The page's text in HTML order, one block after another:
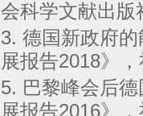
会科学文献出版
3. 德国新政府
展报告2018》
5. 巴黎峰会后
展报告2016》